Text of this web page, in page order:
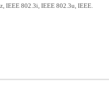
IEEE 802.3i, IEEE 802.3u, IEEE.